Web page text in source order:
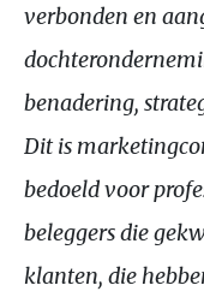
verbonden en
benadering,
Dit is
bedoeld voor
beleggers die
klanten, die